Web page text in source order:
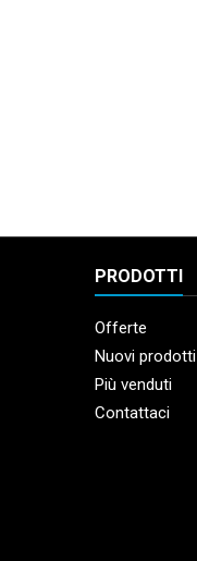
PRODOTTI
Offerte
Nuovi prodotti
Più venduti
Contattaci